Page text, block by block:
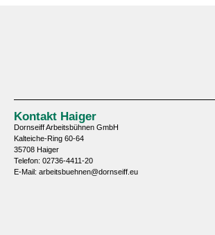
Kontakt Haiger
Dornseiff Arbeitsbühnen GmbH
Kalteiche-Ring 60-64
35708 Haiger
Telefon: 02736-4411-20
E-Mail: arbeitsbuehnen@dornseiff.eu